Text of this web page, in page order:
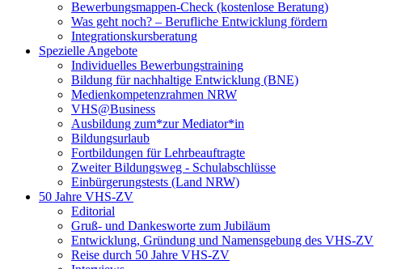
Bewerbungsmappen-Check (kostenlose Beratung)
Was geht noch? – Berufliche Entwicklung fördern
Integrationskursberatung
Spezielle Angebote
Individuelles Bewerbungstraining
Bildung für nachhaltige Entwicklung (BNE)
Medienkompetenzrahmen NRW
VHS@Business
Ausbildung zum*zur Mediator*in
Bildungsurlaub
Fortbildungen für Lehrbeauftragte
Zweiter Bildungsweg - Schulabschlüsse
Einbürgerungstests (Land NRW)
50 Jahre VHS-ZV
Editorial
Gruß- und Dankesworte zum Jubiläum
Entwicklung, Gründung und Namensgebung des VHS-ZV
Reise durch 50 Jahre VHS-ZV